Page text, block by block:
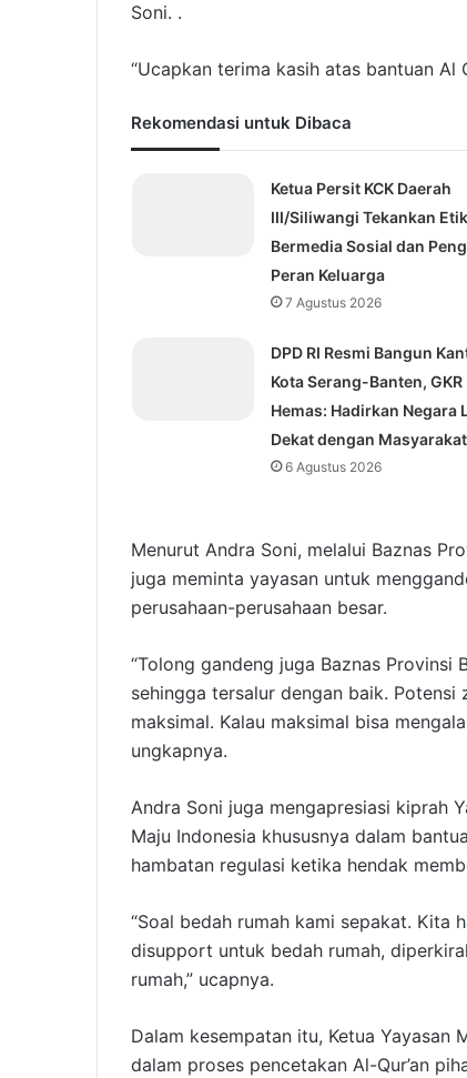
Soni. .
“Ucapkan terima kasih atas bantuan Al
Rekomendasi untuk Dibaca
Ketua Persit KCK Daerah
III/Siliwangi Tekankan
Bermedia Sosial dan
Peran Keluarga
7 Agustus 2026
DPD RI Resmi Bangun
Kota Serang-Banten, GKR
Hemas: Hadirkan Negara
Dekat dengan Masyarakat
6 Agustus 2026
Menurut Andra Soni, melalui Baznas
juga meminta yayasan untuk
perusahaan-perusahaan besar.
“Tolong gandeng juga Baznas Provinsi
sehingga tersalur dengan baik.
maksimal. Kalau maksimal bisa
ungkapnya.
Andra Soni juga mengapresiasi kiprah
Maju Indonesia khususnya dalam
hambatan regulasi ketika hendak
“Soal bedah rumah kami sepakat. Kita
disupport untuk bedah rumah,
rumah,” ucapnya.
Dalam kesempatan itu, Ketua Yayasan
dalam proses pencetakan Al-Qur’an